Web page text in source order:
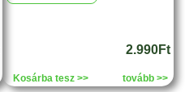
2.990Ft
Kosárba tesz >> tovább >>